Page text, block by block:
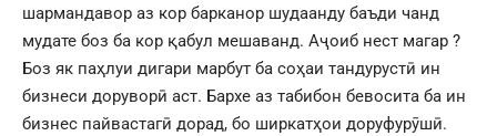
шармандавор аз кор барканор шудаанду баъди чанд
мудате боз ба кор қабул мешаванд. Аҷоиб нест магар ?
Боз як паҳлуи дигари марбут ба соҳаи тандурустӣ ин
бизнеси доруворӣ аст. Бархе аз табибон бевосита ба ин
бизнес пайвастагӣ дорад, бо ширкатҳои доруфурӯшӣ.